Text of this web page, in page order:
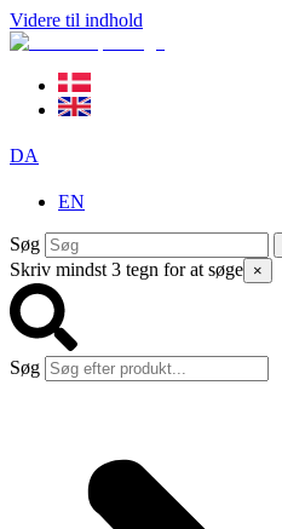
Videre til indhold
DA
EN
Søg
Skriv mindst 3 tegn for at søge ×
Søg